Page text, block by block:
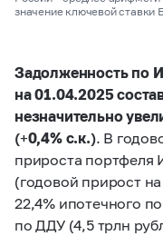
значение ключевой ставки
Задолженность по
на 01.04.2025
незначительно
(+0,4% с.к.). В
прироста портфеля
(годовой прирост
22,4% ипотечного
по ДДУ (4,5 трлн